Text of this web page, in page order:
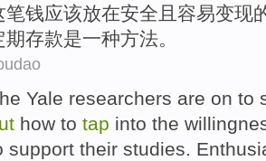
笔钱应该放在安全 且 容易变现
期存款是一种方法。
Yale researchers are on to
how to tap into the
support their studies.